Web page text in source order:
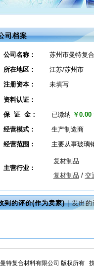
司档案
公司名称： 苏州市曼特复
所在地区：
江苏/苏州市
注册资本：
未填写
资料认证：
保 证 金：
已缴纳 ￥0.00
经营模式：
生产制造商
经营范围：
主要从事玻璃
主营行业：
复材制品
复材制品 / 交
到的评价(作为卖家)|发出
特复合材料有限公司 版权所有 技